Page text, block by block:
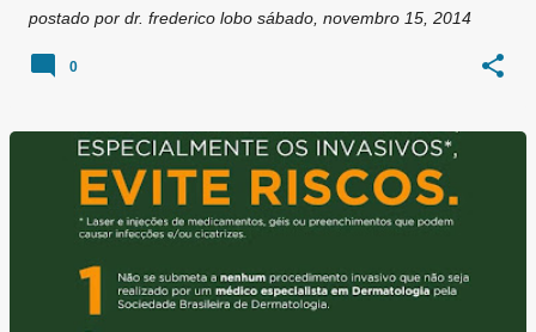
postado por dr. frederico lobo sábado, novembro 15, 2014
0